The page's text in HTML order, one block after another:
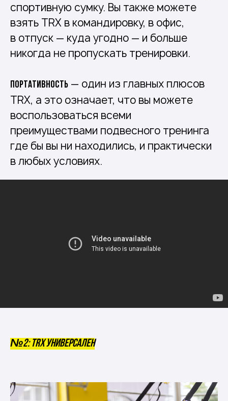
спортивную сумку. Вы также можете
взять TRX в командировку, в офис,
в отпуск — куда угодно — и больше
никогда не пропускать тренировки.
Портативность — один из главных плюсов
TRX, а это означает, что вы можете
воспользоваться всеми
преимуществами подвесного тренинга
где бы вы ни находились, и практически
в любых условиях.
№2: TRX универсален